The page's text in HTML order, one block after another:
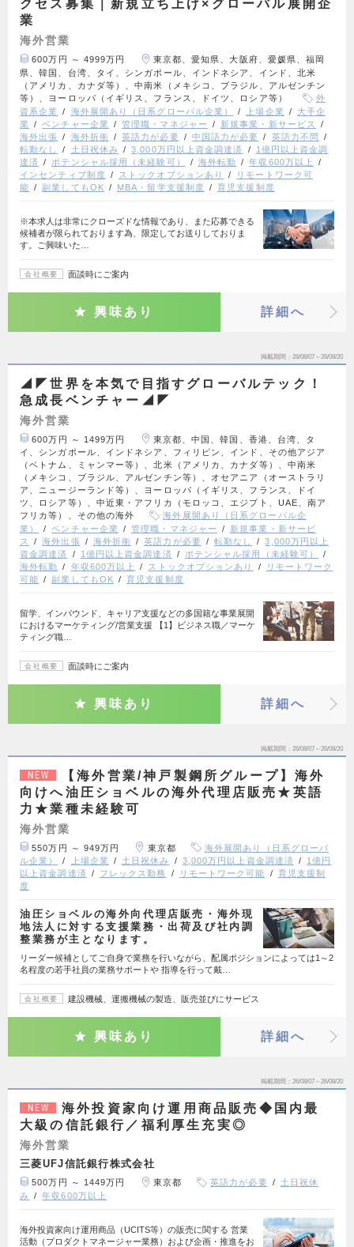
クセス募集｜新規立ち上げ×グローバル展開企
業
海外営業
600万円 ～ 4999万円
東京都、愛知県、大阪府、愛媛県、福岡
県、韓国、台湾、タイ、シンガポール、インドネシア、インド、北米
（アメリカ、カナダ等）、中南米（メキシコ、ブラジル、アルゼンチン
等）、ヨーロッパ（イギリス、フランス、ドイツ、ロシア等）
外
資系企業
海外展開あり（日系グローバル企業） 上場企業
大手企
業
ベンチャー企業 管理職・マネジャー
新規事業・新サービス
海外出張
海外折衝 英語力が必要 中国語力が必要
英語力不問
転勤なし
土日祝休み 3,000万円以上資金調達済
1億円以上資金調
達済
ポテンシャル採用（未経験可） 海外転勤
年収600万以上
インセンティブ制度
ストックオプションあり
リモートワーク可
能
副業してもOK MBA・留学支援制度 育児支援制度
※本求人は非常にクローズドな情報であり、また応募できる
候補者が限られております為、限定してお送りしておりま
す。ご興味いた…
会社概要 面談時にご案内
興味あり 詳細へ
掲載期間 26/08/07～26/08/20
◢◤世界を本気で目指すグローバルテック！
急成長ベンチャー◢◤
海外営業
600万円 ～ 1499万円
東京都、中国、韓国、香港、台湾、タ
イ、シンガポール、インドネシア、フィリピン、インド、その他アジア
（ベトナム、ミャンマー等）、北米（アメリカ、カナダ等）、中南米
（メキシコ、ブラジル、アルゼンチン等）、オセアニア（オーストラリ
ア、ニュージーランド等）、ヨーロッパ（イギリス、フランス、ドイ
ツ、ロシア等）、中近東・アフリカ（モロッコ、エジプト、UAE、南ア
フリカ等）、その他の海外
海外展開あり（日系グローバル企
業）
ベンチャー企業 管理職・マネジャー
新規事業・新サービ
ス
海外出張 海外折衝 英語力が必要 転勤なし
3,000万円以上
資金調達済
1億円以上資金調達済
ポテンシャル採用（未経験可）
海外転勤
年収600万以上 ストックオプションあり
リモートワーク
可能
副業してもOK 育児支援制度
留学、インバウンド、キャリア支援などの多国籍な事業展開
におけるマーケティング/営業支援 【1】ビジネス職／マーケ
ティング職…
会社概要 面談時にご案内
興味あり 詳細へ
掲載期間 26/08/07～26/08/20
NEW
【海外営業/神戸製鋼所グループ】海外
向けへ油圧ショベルの海外代理店販売★英語
力★業種未経験可
海外営業
550万円 ～ 949万円 東京都
海外展開あり（日系グローバ
ル企業）
上場企業 土日祝休み 3,000万円以上資金調達済
1億円
以上資金調達済
フレックス勤務 リモートワーク可能
育児支援制
度
油圧ショベルの海外向代理店販売・海外現
地法人に対する支援業務・出荷及び社内調
整業務が主となります。
リーダー候補としてご自身で業務を行いながら、配属ポジションによっては1～2
名程度の若手社員の業務サポートや 指導を行って戴…
会社概要 建設機械、運搬機械の製造、販売並びにサービス
興味あり 詳細へ
掲載期間 26/08/07～26/08/20
NEW
海外投資家向け運用商品販売◆国内最
大級の信託銀行／福利厚生充実◎
海外営業
三菱UFJ信託銀行株式会社
500万円 ～ 1449万円 東京都 英語力が必要
土日祝休
み
年収600万以上
海外投資家向け運用商品（UCITS等）の販売に関する 営業
活動（プロダクトマネージャー業務）および企画・推進をお